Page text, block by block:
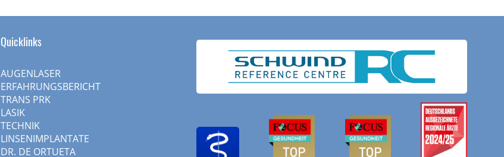
Quicklinks
AUGENLASER
ERFAHRUNGSBERICHT
TRANS PRK
LASIK
TECHNIK
LINSENIMPLANTATE
DR. DE ORTUETA